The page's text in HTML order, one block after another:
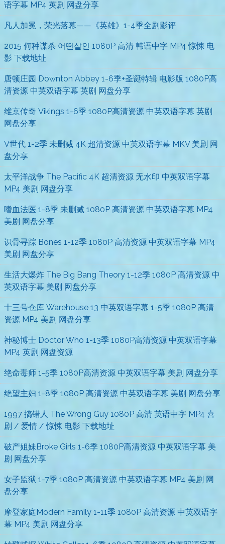
语字幕 MP4 英剧 网盘分享
凡人加冕，荣光落幕——《英雄》1-4季全剧影评
2015 何种谋杀 어떤살인 1080P 高清 韩语中字 MP4 惊悚 电
影 下载地址
唐顿庄园 Downton Abbey 1-6季+圣诞特辑 电影版 1080P高
清资源 中英双语字幕 英剧 网盘分享
维京传奇 Vikings 1-6季 1080P高清资源 中英双语字幕 英剧
网盘分享
V世代 1-2季 未删减 4K 超清资源 中英双语字幕 MKV 美剧 网
盘分享
太平洋战争 The Pacific 4K 超清资源 无水印 中英双语字幕
MP4 美剧 网盘分享
嗜血法医 1-8季 未删减 1080P 高清资源 中英双语字幕 MP4
美剧 网盘分享
识骨寻踪 Bones 1-12季 1080P 高清资源 中英双语字幕 MP4
美剧 网盘分享
生活大爆炸 The Big Bang Theory 1-12季 1080P 高清资源 中
英双语字幕 美剧 网盘分享
十三号仓库 Warehouse 13 中英双语字幕 1-5季 1080P 高清
资源 MP4 美剧 网盘分享
神秘博士 Doctor Who 1-13季 1080P高清资源 中英双语字幕
MP4 英剧 网盘资源
绝命毒师 1-5季 1080P高清资源 中英双语字幕 美剧 网盘分享
绝望主妇 1-8季 1080P 高清资源 中英双语字幕 美剧 网盘分享
1997 搞错人 The Wrong Guy 1080P 高清 英语中字 MP4 喜
剧 / 爱情 / 惊悚 电影 下载地址
破产姐妹Broke Girls 1-6季 1080P高清资源 中英双语字幕 美
剧 网盘分享
女子监狱 1-7季 1080P 高清资源 中英双语字幕 MP4 美剧 网
盘分享
摩登家庭Modern Family 1-11季 1080P 高清资源 中英双语字
幕 MP4 美剧 网盘分享